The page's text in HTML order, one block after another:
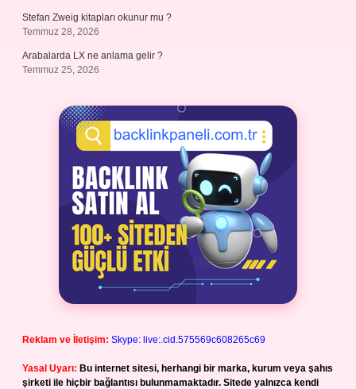
Stefan Zweig kitapları okunur mu ?
Temmuz 28, 2026
Arabalarda LX ne anlama gelir ?
Temmuz 25, 2026
Reklam ve İletişim: Skype: live:.cid.575569c608265c69
Yasal Uyarı: Bu internet sitesi, herhangi bir marka, kurum veya şahıs
şirketi ile hiçbir bağlantısı bulunmamaktadır. Sitede yalnızca kendi